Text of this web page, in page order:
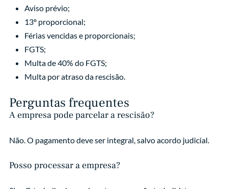
Aviso prévio;
13º proporcional;
Férias vencidas e proporcionais;
FGTS;
Multa de 40% do FGTS;
Multa por atraso da rescisão.
Perguntas frequentes
A empresa pode parcelar a rescisão?
Não. O pagamento deve ser integral, salvo acordo judicial.
Posso processar a empresa?